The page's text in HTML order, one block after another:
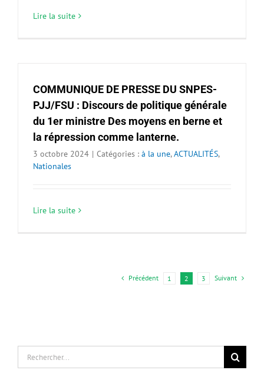
Lire la suite
COMMUNIQUE DE PRESSE DU SNPES-
PJJ/FSU : Discours de politique générale
du 1er ministre Des moyens en berne et
la répression comme lanterne.
3 octobre 2024 | Catégories : à la une,ACTUALITÉS,
Nationales
Lire la suite
Précédent 1 2 3 Suivant
Rechercher: